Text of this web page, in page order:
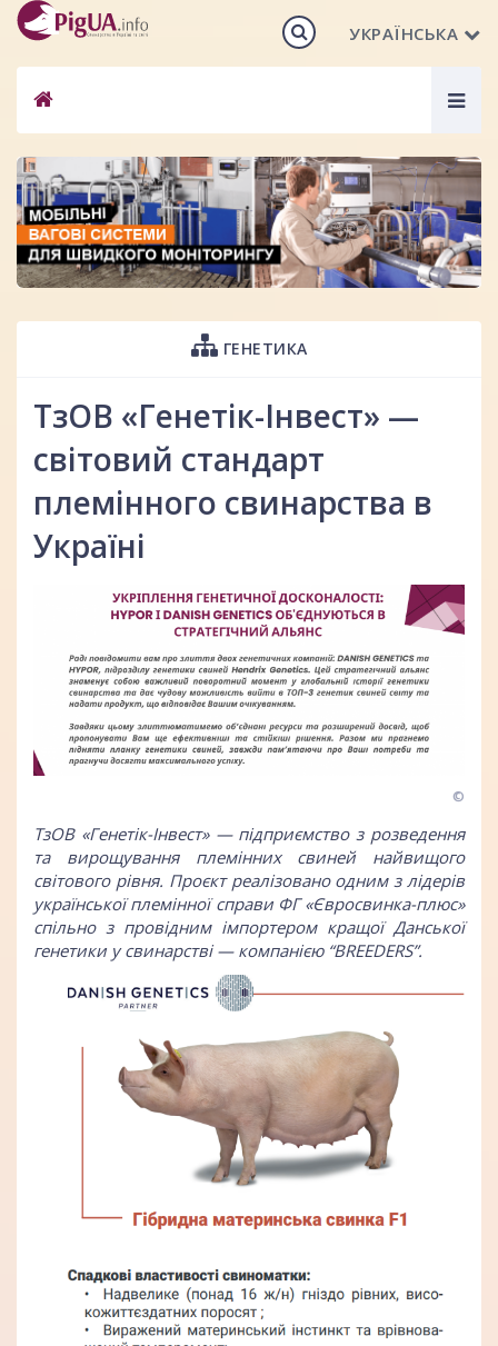
УКРАЇНСЬКА
ГЕНЕТИКА
ТзОВ «Генетік-Інвест» —
світовий стандарт
племінного свинарства в
Україні
©
ТзОВ «Генетік-Інвест» — підприємство з розведення
та вирощування племінних свиней найвищого
світового рівня. Проєкт реалізовано одним з лідерів
української племінної справи ФГ «Євросвинка-плюс»
спільно з провідним імпортером кращої Данської
генетики у свинарстві — компанією “BREEDERS”.